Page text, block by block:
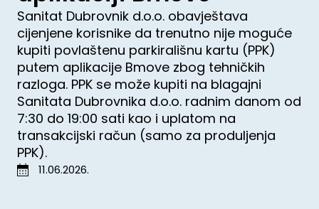
Sanitat Dubrovnik d.o.o. obavještava
cijenjene korisnike da trenutno nije moguće
kupiti povlaštenu parkirališnu kartu (PPK)
putem aplikacije Bmove zbog tehničkih
razloga. PPK se može kupiti na blagajni
Sanitata Dubrovnika d.o.o. radnim danom od
7:30 do 19:00 sati kao i uplatom na
transakcijski račun (samo za produljenja
PPK).
11.06.2026.